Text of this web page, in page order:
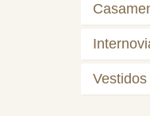
Vestidos